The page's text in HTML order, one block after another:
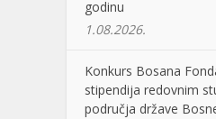
godinu
1.08.2026.
Konkurs Bosana
stipendija redovnim
područja države